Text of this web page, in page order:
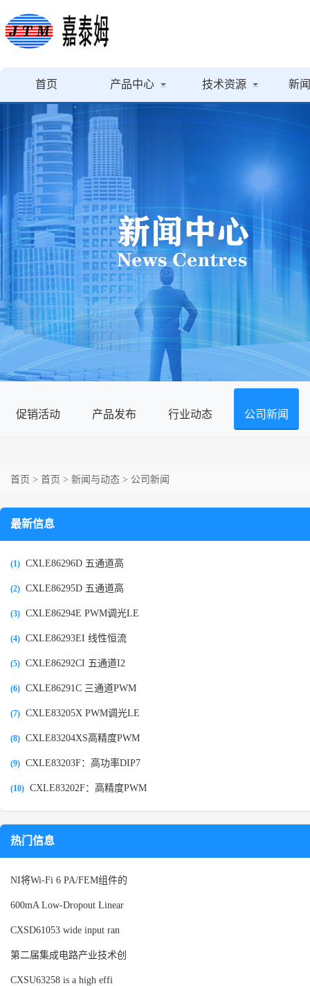
首页 产品中心 技术资源 新
促销活动 产品发布 行业动态 公司新闻
首页 > 首页 > 新闻与动态 > 公司新闻
最新信息
(1) CXLE86296D 五通道高
(2) CXLE86295D 五通道高
(3) CXLE86294E PWM调光LE
(4) CXLE86293EI 线性恒流
(5) CXLE86292CI 五通道I2
(6) CXLE86291C 三通道PWM
(7) CXLE83205X PWM调光LE
(8) CXLE83204XS高精度PWM
(9) CXLE83203F：高功率DIP7
(10) CXLE83202F：高精度PWM
热门信息
NI将Wi-Fi 6 PA/FEM组件的
600mA Low-Dropout Linear
CXSD61053 wide input ran
第二届集成电路产业技术创
CXSU63258 is a high effi